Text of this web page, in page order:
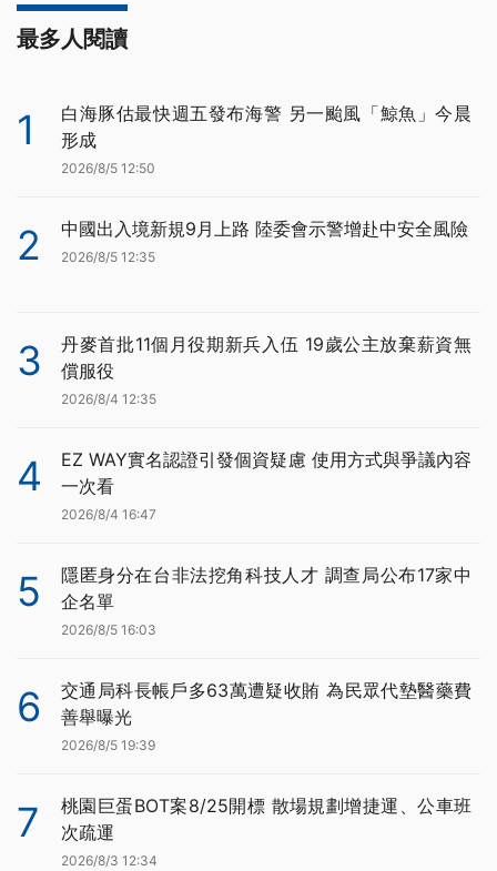
最多人閱讀
1
白海豚估最快週五發布海警 另一颱風「鯨魚」今晨
形成
2026/8/5 12:50
2 中國出入境新規9月上路 陸委會示警增赴中安全風險
2026/8/5 12:35
3
丹麥首批11個月役期新兵入伍 19歲公主放棄薪資無
償服役
2026/8/4 12:35
4
EZ WAY實名認證引發個資疑慮 使用方式與爭議內容
一次看
2026/8/4 16:47
5
隱匿身分在台非法挖角科技人才 調查局公布17家中
企名單
2026/8/5 16:03
6
交通局科長帳戶多63萬遭疑收賄 為民眾代墊醫藥費
善舉曝光
2026/8/5 19:39
7
桃園巨蛋BOT案8/25開標 散場規劃增捷運、公車班
次疏運
2026/8/3 12:34